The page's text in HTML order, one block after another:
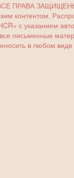
ПРАВА
контентом.
с указанием
в любом виде